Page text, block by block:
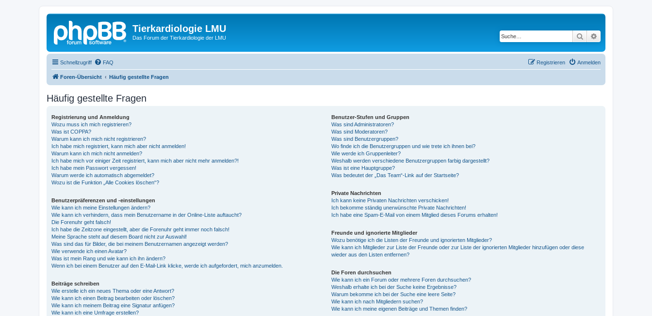
Tierkardiologie LMU
Das Forum der Tierkardiologie der LMU Suche
Schnellzugriff FAQ Anmelden
Registrieren
Foren-Übersicht Häufig gestellte Fragen
Häufig gestellte Fragen
Registrierung und Anmeldung
Wozu muss ich mich registrieren?
Was ist COPPA?
Warum kann ich mich nicht registrieren?
Ich habe mich registriert, kann mich aber nicht anmelden!
Warum kann ich mich nicht anmelden?
Ich habe mich vor einiger Zeit registriert, kann mich aber nicht mehr anmelden?!
Ich habe mein Passwort vergessen!
Warum werde ich automatisch abgemeldet?
Wozu ist die Funktion „Alle Cookies löschen“?
Benutzerpräferenzen und -einstellungen
Wie kann ich meine Einstellungen ändern?
Wie kann ich verhindern, dass mein Benutzername in der Online-Liste auftaucht?
Die Forenuhr geht falsch!
Ich habe die Zeitzone eingestellt, aber die Forenuhr geht immer noch falsch!
Meine Sprache steht auf diesem Board nicht zur Auswahl!
Was sind das für Bilder, die bei meinem Benutzernamen angezeigt werden?
Wie verwende ich einen Avatar?
Was ist mein Rang und wie kann ich ihn ändern?
Wenn ich bei einem Benutzer auf den E-Mail-Link klicke, werde ich aufgefordert, mich anzumelden.
Beiträge schreiben
Wie erstelle ich ein neues Thema oder eine Antwort?
Wie kann ich einen Beitrag bearbeiten oder löschen?
Wie kann ich meinem Beitrag eine Signatur anfügen?
Wie kann ich eine Umfrage erstellen?
Benutzer-Stufen und Gruppen
Was sind Administratoren?
Was sind Moderatoren?
Was sind Benutzergruppen?
Wo finde ich die Benutzergruppen und wie trete ich ihnen bei?
Wie werde ich Gruppenleiter?
Weshalb werden verschiedene Benutzergruppen farbig dargestellt?
Was ist eine Hauptgruppe?
Was bedeutet der „Das Team“-Link auf der Startseite?
Private Nachrichten
Ich kann keine Privaten Nachrichten verschicken!
Ich bekomme ständig unerwünschte Private Nachrichten!
Ich habe eine Spam-E-Mail von einem Mitglied dieses Forums erhalten!
Freunde und ignorierte Mitglieder
Wozu benötige ich die Listen der Freunde und ignorierten Mitglieder?
Wie kann ich Mitglieder zur Liste der Freunde oder zur Liste der ignorierten Mitglieder hinzufügen oder diese
wieder aus den Listen entfernen?
Die Foren durchsuchen
Wie kann ich ein Forum oder mehrere Foren durchsuchen?
Weshalb erhalte ich bei der Suche keine Ergebnisse?
Warum bekomme ich bei der Suche eine leere Seite?
Wie kann ich nach Mitgliedern suchen?
Wie kann ich meine eigenen Beiträge und Themen finden?